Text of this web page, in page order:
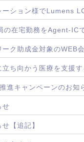
ション様でLumens
在宅勤務をAgent-IC
ク助成金対象のWEB
立ち向かう医療を支援
進キャンペーンのお知
せ
【追記】